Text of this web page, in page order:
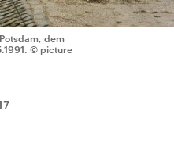
dem
© picture